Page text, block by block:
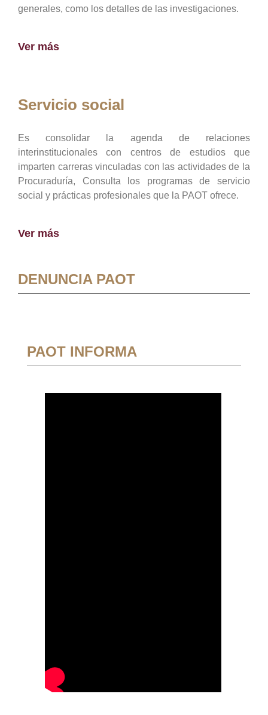
generales, como los detalles de las investigaciones.
Ver más
Servicio social
Es consolidar la agenda de relaciones
interinstitucionales con centros de estudios que
imparten carreras vinculadas con las actividades de la
Procuraduría, Consulta los programas de servicio
social y prácticas profesionales que la PAOT ofrece.
Ver más
DENUNCIA PAOT
PAOT INFORMA